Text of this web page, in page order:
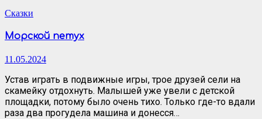
Сказки
Морской петух
11.05.2024
Устав играть в подвижные игры, трое друзей сели на
скамейку отдохнуть. Малышей уже увели с детской
площадки, потому было очень тихо. Только где-то вдали
раза два прогудела машина и донесся…